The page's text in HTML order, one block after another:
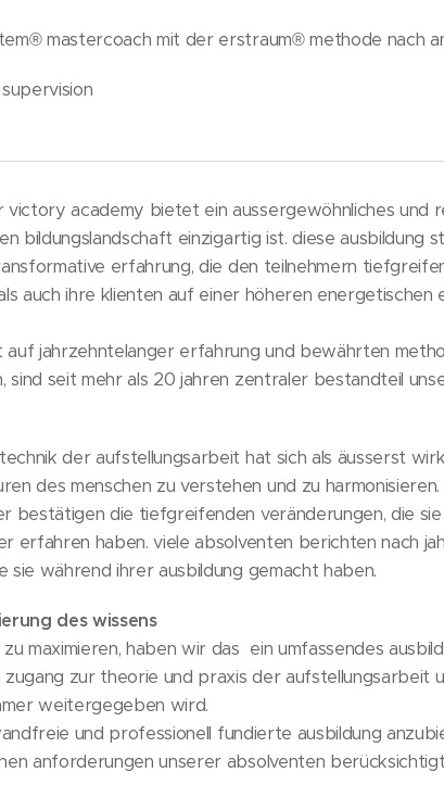
mastercoach mit der erstraum® methode nach
academy bietet ein aussergewöhnliches und
bildungslandschaft einzigartig ist. diese ausbildung
erfahrung, die den teilnehmern
auch ihre klienten auf einer höheren
auf jahrzehntelanger erfahrung und bewährten
seit mehr als 20 jahren zentraler bestandteil
der aufstellungsarbeit hat sich als äusserst
des menschen zu verstehen und zu
bestätigen die tiefgreifenden veränderungen, die
erfahren haben. viele absolventen berichten nach
sie während ihrer ausbildung gemacht haben.
des wissens
maximieren, haben wir das ein umfassendes
zur theorie und praxis der aufstellungsarbeit
weitergegeben wird.
und professionell fundierte ausbildung
anforderungen unserer absolventen